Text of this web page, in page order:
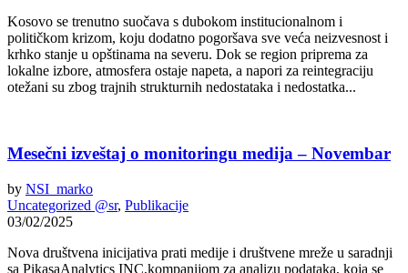
Kosovo se trenutno suočava s dubokom institucionalnom i
političkom krizom, koju dodatno pogoršava sve veća neizvesnost i
krhko stanje u opštinama na severu. Dok se region priprema za
lokalne izbore, atmosfera ostaje napeta, a napori za reintegraciju
otežani su zbog trajnih strukturnih nedostataka i nedostatka...
Mesečni izveštaj o monitoringu medija – Novembar
by NSI_marko
Uncategorized @sr, Publikacije
03/02/2025
Nova društvena inicijativa prati medije i društvene mreže u saradnji
sa PikasaAnalytics INC,kompanijom za analizu podataka, koja se